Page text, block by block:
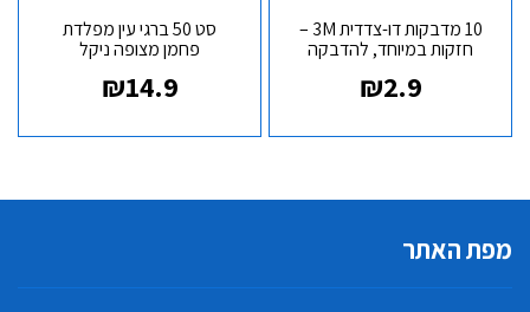
10 מדבקות דו-צדדית 3M –
חזקות במיוחד, להדבקה
₪2.9
סט 50 ברגי עין מפלדת
פחמן מצופה ניקל
₪14.9
מפת האתר